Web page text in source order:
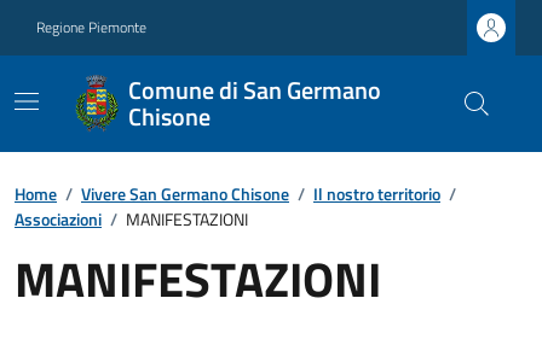
Regione Piemonte
Comune di San Germano
Chisone
Home / Vivere San Germano Chisone / Il nostro territorio /
Associazioni / MANIFESTAZIONI
MANIFESTAZIONI